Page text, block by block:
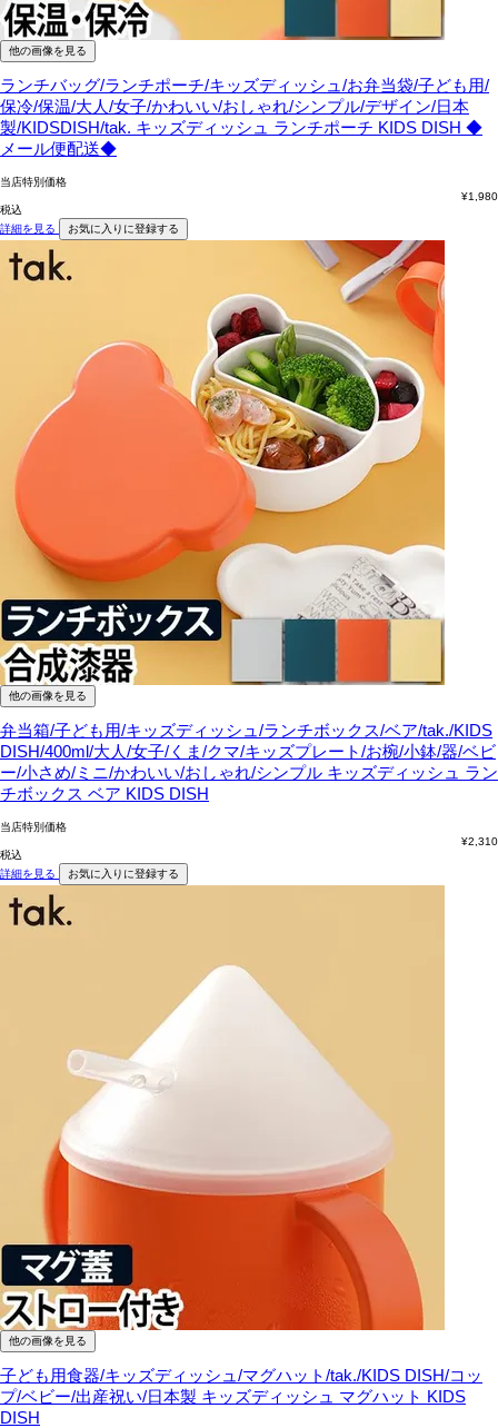
他の画像を見る
ランチバッグ/ランチポーチ/キッズディッシュ/お弁当袋/子ども用/
保冷/保温/大人/女子/かわいい/おしゃれ/シンプル/デザイン/日本
製/KIDSDISH/tak. キッズディッシュ ランチポーチ KIDS DISH ◆
メール便配送◆
当店特別価格
¥1,980
税込
詳細を見る
お気に入りに登録する
他の画像を見る
弁当箱/子ども用/キッズディッシュ/ランチボックス/ベア/tak./KIDS
DISH/400ml/大人/女子/くま/クマ/キッズプレート/お椀/小鉢/器/ベビ
ー/小さめ/ミニ/かわいい/おしゃれ/シンプル キッズディッシュ ラン
チボックス ベア KIDS DISH
当店特別価格
¥2,310
税込
詳細を見る
お気に入りに登録する
他の画像を見る
子ども用食器/キッズディッシュ/マグハット/tak./KIDS DISH/コッ
プ/ベビー/出産祝い/日本製 キッズディッシュ マグハット KIDS
DISH